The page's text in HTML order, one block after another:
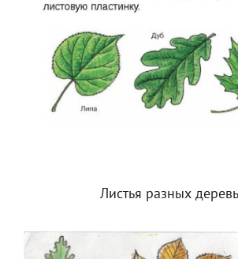
Листья разных